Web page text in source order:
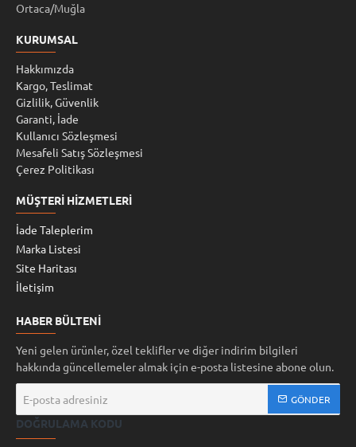
Ortaca/Muğla
KURUMSAL
Hakkımızda
Kargo, Teslimat
Gizlilik, Güvenlik
Garanti, İade
Kullanıcı Sözleşmesi
Mesafeli Satış Sözleşmesi
Çerez Politikası
MÜŞTERI HIZMETLERI
İade Taleplerim
Marka Listesi
Site Haritası
İletişim
HABER BÜLTENI
Yeni gelen ürünler, özel teklifler ve diğer indirim bilgileri
hakkında güncellemeler almak için e-posta listesine abone olun.
posta
adresiniz
GÖNDER
DOĞRULAMA KODU